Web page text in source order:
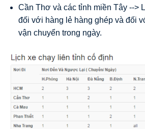
Cần Thơ và các tỉnh miền Tây -->
đối với hàng lẻ hàng ghép và đối
vận chuyển trong ngày.